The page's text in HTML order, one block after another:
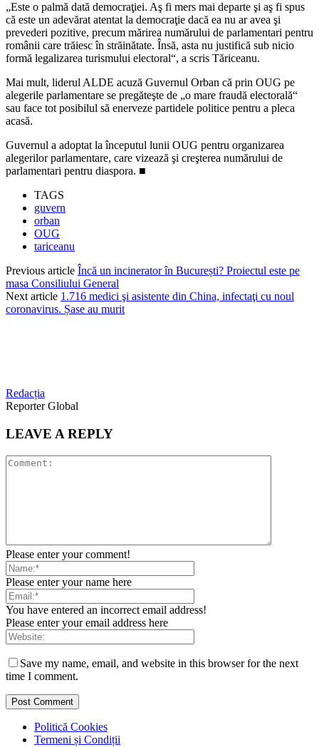
„Este o palmă dată democraţiei. Aş fi mers mai departe şi aş fi spus
că este un adevărat atentat la democraţie dacă ea nu ar avea şi
prevederi pozitive, precum mărirea numărului de parlamentari pentru
românii care trăiesc în străinătate. Însă, asta nu justifică sub nicio
formă legalizarea turismului electoral“, a scris Tăriceanu.
Mai mult, liderul ALDE acuză Guvernul Orban că prin OUG pe
alegerile parlamentare se pregăteşte de „o mare fraudă electorală“
sau face tot posibilul să enerveze partidele politice pentru a pleca
acasă.
Guvernul a adoptat la începutul lunii OUG pentru organizarea
alegerilor parlamentare, care vizează şi creşterea numărului de
parlamentari pentru diaspora. ■
TAGS
guvern
orban
OUG
tariceanu
Previous article Încă un incinerator în București? Proiectul este pe
masa Consiliului General
Next article 1.716 medici şi asistente din China, infectaţi cu noul
coronavirus. Șase au murit
Redacția
Reporter Global
LEAVE A REPLY
Please enter your comment!
Please enter your name here
You have entered an incorrect email address!
Please enter your email address here
Save my name, email, and website in this browser for the next
time I comment.
Politică Cookies
Termeni și Condiții